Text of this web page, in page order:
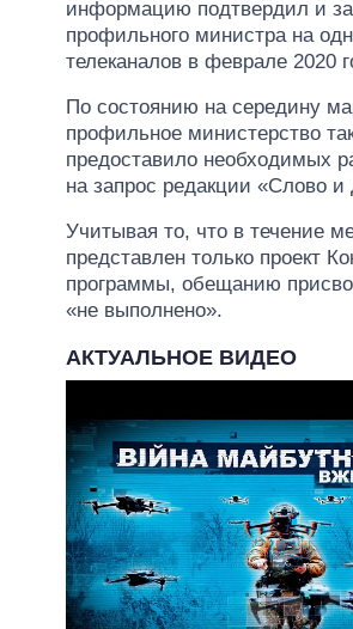
информацию подтвердил и
профильного министра на
телеканалов в феврале 2020
По состоянию на середину
профильное министерство
предоставило необходимых
на запрос редакции «Слово и
Учитывая то, что в течение
представлен только проект
программы, обещанию
«не выполнено».
АКТУАЛЬНОЕ ВИДЕО